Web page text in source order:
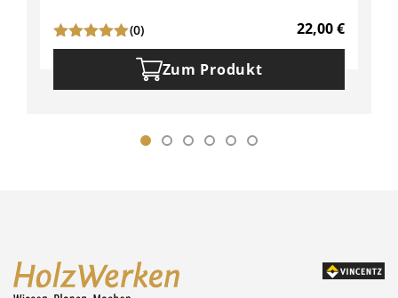
(0) 22,00€
Zum Produkt